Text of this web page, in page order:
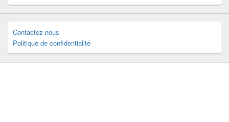
Contactez-nous
Politique de confidentialité